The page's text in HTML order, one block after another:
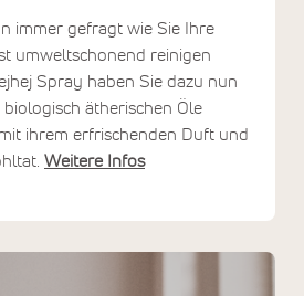
immer gefragt wie Sie Ihre
umweltschonend reinigen
Spray haben Sie dazu nun
ätherischen Öle
ihrem erfrischenden Duft und
Weitere Infos